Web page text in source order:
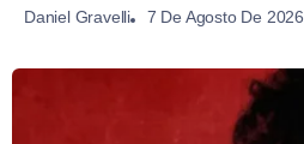
Daniel Gravelli 7 De Agosto De 2026